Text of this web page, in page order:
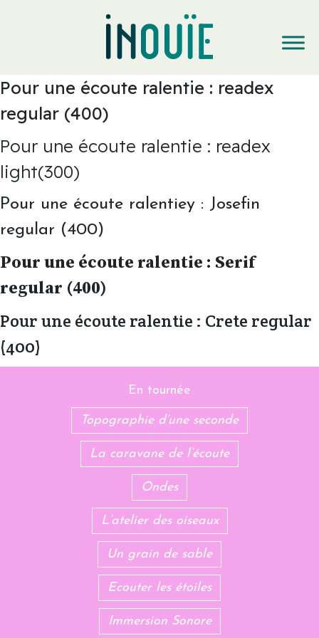
Pour une écoute ralentie : readex
regular (400)
Pour une écoute ralentie : readex
light(300)
Pour une écoute ralentiey : Josefin
regular (400)
Pour une écoute ralentie : Serif
regular (400)
Pour une écoute ralentie : Crete regular
(400)
En tournée
Topographie d’une seconde
La caravane de l’écoute
Ondes
L’atelier des oiseaux
Un grain de sable
Ecouter les étoiles
Immersion Sonore